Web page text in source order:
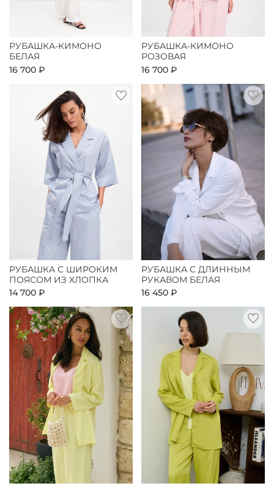
РУБАШКА-КИМОНО
БЕЛАЯ
16 700 ₽
РУБАШКА-КИМОНО
РОЗОВАЯ
16 700 ₽
РУБАШКА С ШИРОКИМ
ПОЯСОМ ИЗ ХЛОПКА
14 700 ₽
РУБАШКА С ДЛИННЫМ
РУКАВОМ БЕЛАЯ
16 450 ₽